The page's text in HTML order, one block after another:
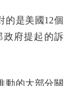
是美國12個
政府提起的訴
的大部分關